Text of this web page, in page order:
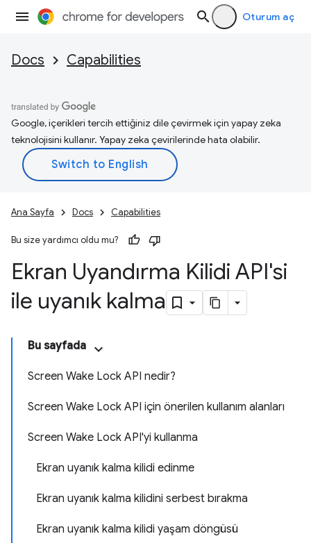
Oturum aç
Docs Capabilities
Google, içerikleri tercih ettiğiniz dile çevirmek için yapay zeka
teknolojisini kullanır. Yapay zeka çevirilerinde hata olabilir.
Ana Sayfa Docs Capabilities
Bu size yardımcı oldu mu?
Ekran Uyandırma Kilidi API'si
ile uyanık kalma
Bu sayfada
Screen Wake Lock API nedir?
Screen Wake Lock API için önerilen kullanım alanları
Screen Wake Lock API'yi kullanma
Ekran uyanık kalma kilidi edinme
Ekran uyanık kalma kilidini serbest bırakma
Ekran uyanık kalma kilidi yaşam döngüsü